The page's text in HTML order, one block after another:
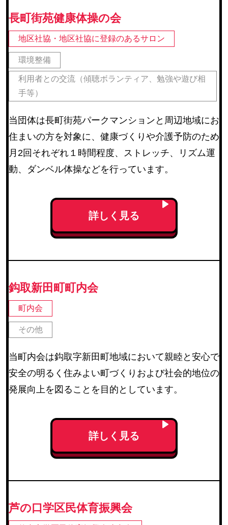
長町街苑健康体操の会
地区社協・地区社協に登録のあるサロン
環境整備
利用者との交流（傾聴ボランティア、勉強や遊び相
手等）
当団体は長町街苑パークマンションと周辺地域にお
住まいの方を対象に、健康づくりや介護予防のため
月2回それぞれ１時間程度、ストレッチ、リズム運
動、ダンベル体操などを行っています。
詳しく見る
鈎取新田町町内会
町内会
その他
当町内会は鈎取字新田町地域において親睦と安心で
安全の明るく住みよい町づくりおよび社会的地位の
発展向上を図ることを目的としています。
詳しく見る
芦の口学区民体育振興会